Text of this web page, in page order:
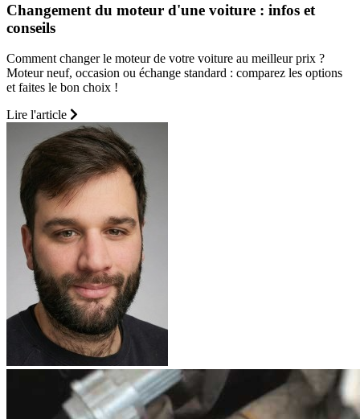
Changement du moteur d'une voiture : infos et
conseils
Comment changer le moteur de votre voiture au meilleur prix ?
Moteur neuf, occasion ou échange standard : comparez les options
et faites le bon choix !
Lire l'article